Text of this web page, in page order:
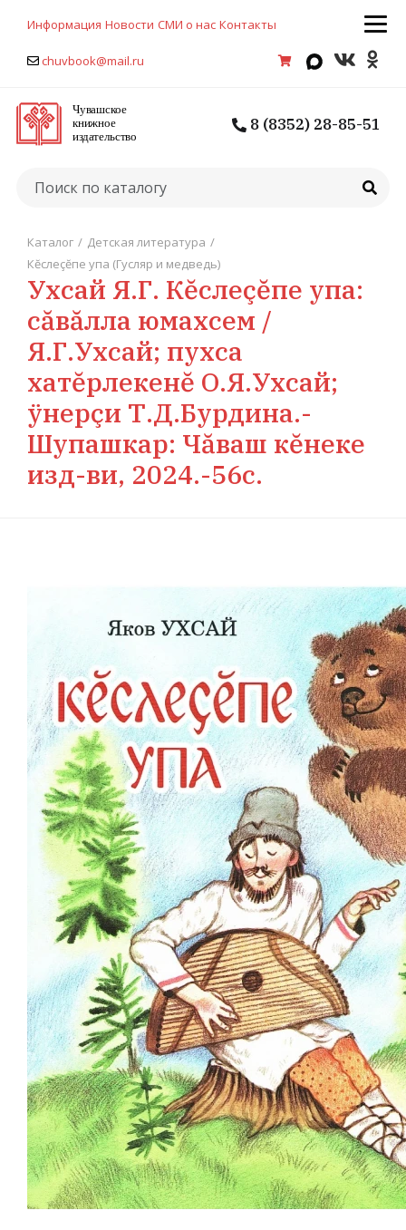
Информация Новости СМИ о нас Контакты
chuvbook@mail.ru
8 (8352) 28-85-51
Каталог / Детская литература /
Кĕслеçĕпе упа (Гусляр и медведь)
Ухсай Я.Г. Кĕслеçĕпе упа:
сăвăлла юмахсем /
Я.Г.Ухсай; пухса
хатĕрлекенĕ О.Я.Ухсай;
ÿнерçи Т.Д.Бурдина.-
Шупашкар: Чăваш кĕнеке
изд-ви, 2024.-56с.